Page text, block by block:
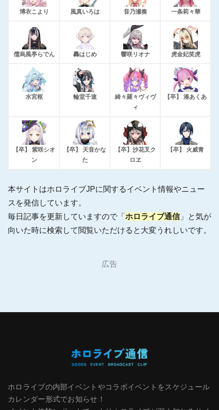
博衣こより 風真いろは 音乃瀬奏 一条莉々華
儒烏風亭らでん 轟はじめ 響咲リオナ 虎金妃笑虎
水宮枢 輪堂千速
綺々羅々ヴィヴ
ィ
【卒】 湊あくあ
【卒】 紫咲シオ
ン
【卒】 天音かな
た
【卒】沙花叉ク
ロヱ
【卒】 火威青
本サイトはホロライブJPに関するイベント情報やニュー
スを発信しています。
毎日記事を更新していますので「 ホロライブ通信 」と気が
向いた時に検索して閲覧いただけると大変うれしいです。
広告
ホロライブの内部イベントやコラボイベントをスケジュール
カレンダー形式でお知らせ！